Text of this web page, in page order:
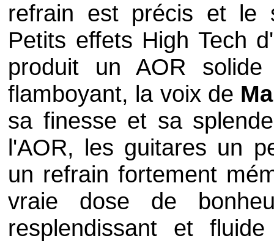
refrain est précis et
Petits effets High Tech
produit un AOR
flamboyant, la voix de
sa finesse et sa
l'AOR, les guitares un
un refrain fortement
vraie dose de
resplendissant et